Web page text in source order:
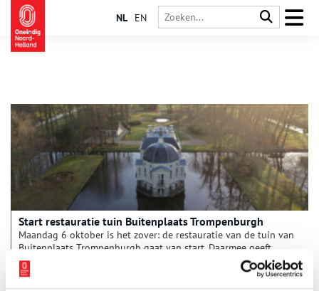
NL EN
Start restauratie tuin Buitenplaats Trompenburgh
Maandag 6 oktober is het zover: de restauratie van de tuin van
Buitenplaats Trompenburgh gaat van start. Daarmee geeft
eigenaar Monumentenbezit dit unieke ensemble van huis,
water en tuin zijn oorspronkelijke samenhang terug.